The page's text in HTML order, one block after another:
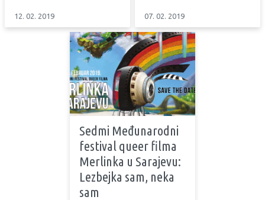
12. 02. 2019 07. 02. 2019
Sedmi Međunarodni
festival queer filma
Merlinka u Sarajevu:
Lezbejka sam, neka
sam